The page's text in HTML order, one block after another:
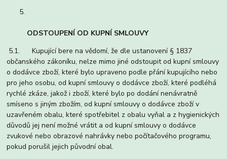
ODSTOUPENÍ OD KUPNÍ SMLOUVY
5.1. Kupující bere na vědomí, že dle ustanovení § 1837
občanského zákoníku, nelze mimo jiné odstoupit od kupní smlouvy
o dodávce zboží, které bylo upraveno podle přání kupujícího nebo
pro jeho osobu, od kupní smlouvy o dodávce zboží, které podléhá
rychlé zkáze, jakož i zboží, které bylo po dodání nenávratně
smíseno s jiným zbožím, od kupní smlouvy o dodávce zboží v
uzavřeném obalu, které spotřebitel z obalu vyňal a z hygienických
důvodů jej není možné vrátit a od kupní smlouvy o dodávce
zvukové nebo obrazové nahrávky nebo počítačového programu,
pokud porušil jejich původní obal.